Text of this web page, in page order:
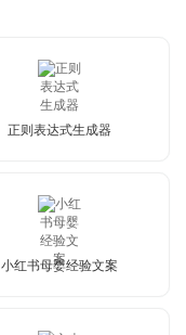
正则表达式生成器
小红书母婴经验文案